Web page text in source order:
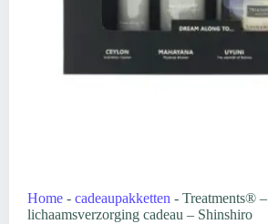
Home - cadeaupakketten - Treatments® –
lichaamsverzorging cadeau – Shinshiro